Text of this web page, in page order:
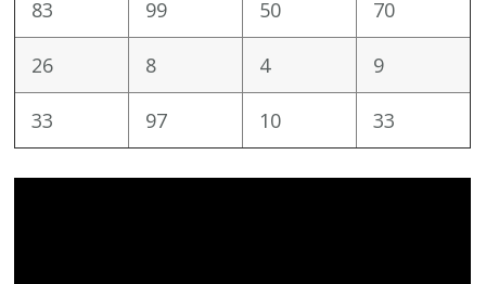
83 99 50 70
26 8 4 9
33 97 10 33